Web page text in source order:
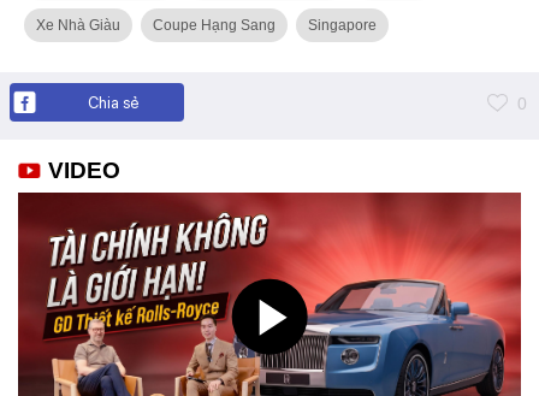
Xe Nhà Giàu Coupe Hạng Sang Singapore
Chia sẻ 0
VIDEO